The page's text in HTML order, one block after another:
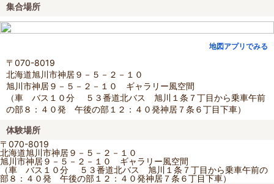
集合場所
地図アプリでみる
〒070-8019
北海道旭川市神居９－５－２－１０
旭川市神居９－５－２－１０ ギャラリー風空間
（車 バス１０分 ５３番道北バス 旭川１条７丁目から乗車午前
の部８：４０発 午後の部１２：４０発神居７条６丁目下車）
体験場所
〒070-8019
北海道旭川市神居９－５－２－１０
旭川市神居９－５－２－１０ ギャラリー風空間
（車 バス１０分 ５３番道北バス 旭川１条７丁目から乗車午前の
部８：４０発 午後の部１２：４０発神居７条６丁目下車）